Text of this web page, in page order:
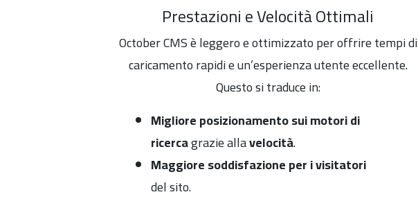
Prestazioni e Velocità Ottimali
October CMS è leggero e ottimizzato per offrire tempi di
caricamento rapidi e un’esperienza utente eccellente.
Questo si traduce in:
Migliore posizionamento sui motori di
ricercagrazie allavelocità.
Maggiore soddisfazione per i visitatori
del sito.